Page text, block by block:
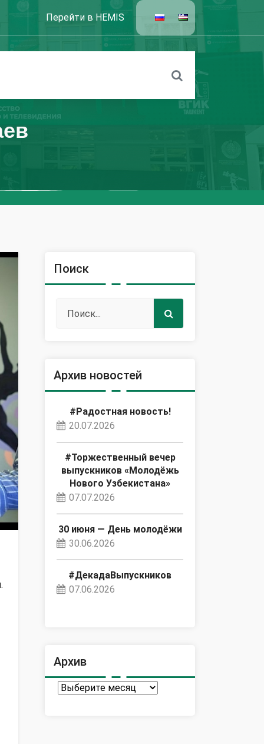
Перейти в HEMIS
Поиск
Архив новостей
#Радостная новость!
20.07.2026
#Торжественный вечер
выпускников «Молодёжь
Нового Узбекистана»
07.07.2026
30 июня — День молодёжи
30.06.2026
#ДекадаВыпускников
07.06.2026
Архив
Архив